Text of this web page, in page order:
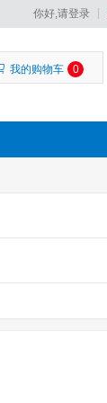
你好,请登录
我的购物车 0